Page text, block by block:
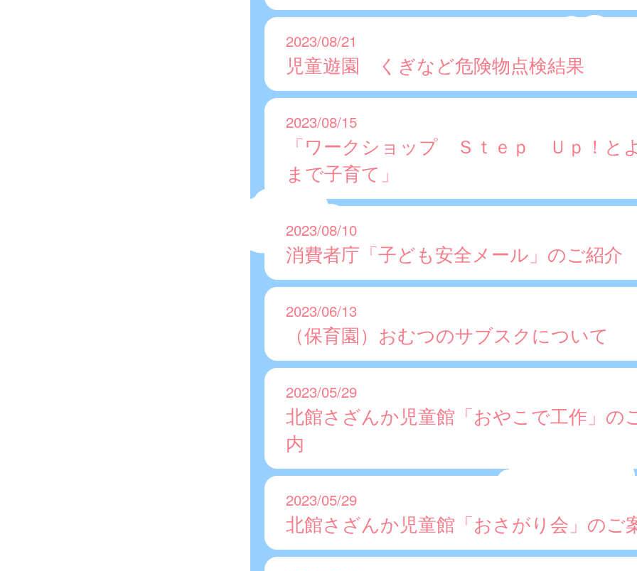
2023/08/21
児童遊園 くぎなど危険物点検結果
2023/08/15
「ワークショップ Ｓｔｅｐ Ｕｐ！と
まで子育て」
2023/08/10
消費者庁「子ども安全メール」のご紹介
2023/06/13
（保育園）おむつのサブスクについて
2023/05/29
北館さざんか児童館「おやこで工作」の
内
2023/05/29
北館さざんか児童館「おさがり会」のご